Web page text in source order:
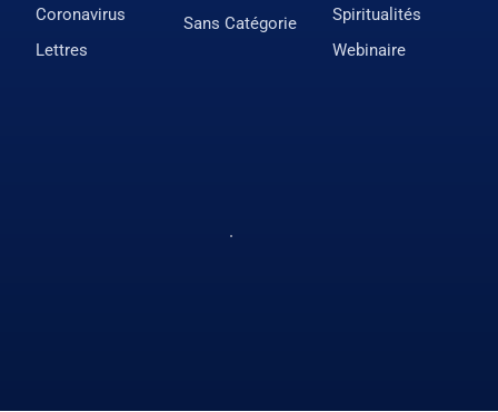
Coronavirus
Lettres
Sans Catégorie
Spiritualités
Webinaire